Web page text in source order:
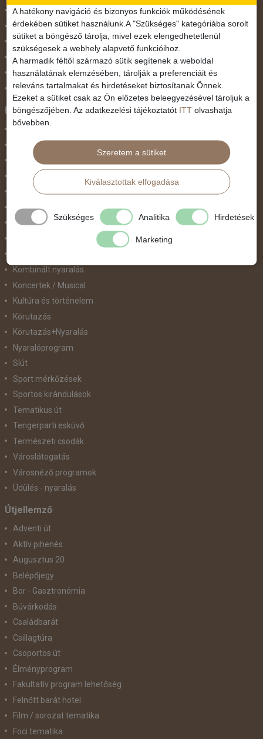
November 1.
Október 23.
Pünkösdi utazás
Szilveszter
Tavaszi szünet
Valentin nap
Programtípus
Belépőjegy
Egyéni út
Egzotikus út
Fesztiválok
Golfút
Gyalogtúra
Kombinált nyaralás
Koncertek / Musical
Kultúra és történelem
Körutazás
Körutazás+Nyaralás
Nyaralóprogram
Síút
Sport mérkőzések
Sportos kirándulások
Tematikus út
Tengerparti esküvő
Természeti csodák
Városlátogatás
Városnéző programok
Üdülés - nyaralás
Útjellemző
Adventi út
Aktív pihenés
Augusztus 20
Belépőjegy
Bor - Gasztronómia
Búvárkodás
Családbarát
Csillagtúra
Csoportos út
Élményprogram
Fakultatív program lehetőség
Felnőtt barát hotel
Film / sorozat tematika
Foci tematika
A hatékony navigáció és bizonyos funkciók működésének
érdekében sütiket használunk.A "Szükséges" kategóriába sorolt
sütiket a böngésző tárolja, mivel ezek elengedhetetlenül
szükségesek a webhely alapvető funkcióihoz.
A harmadik féltől származó sütik segítenek a weboldal
használatának elemzésében, tárolják a preferenciáit és
releváns tartalmakat és hirdetéseket biztosítanak Önnek.
Ezeket a sütiket csak az Ön előzetes beleegyezésével tároljuk a
böngészőjében. Az adatkezelési tájékoztatót ITT olvashatja
bővebben.
Szeretem a sütiket
Kiválasztottak elfogadása
Szükséges Analitika Hirdetések
Marketing